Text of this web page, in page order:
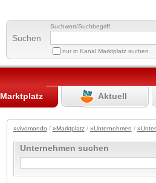
Suchen
Suchwort/Suchbegriff
nur in Kanal Marktplatz suchen
Marktplatz Aktuell
»vivomondo / »Marktplatz/ »Unternehmen /
Unternehmen suchen